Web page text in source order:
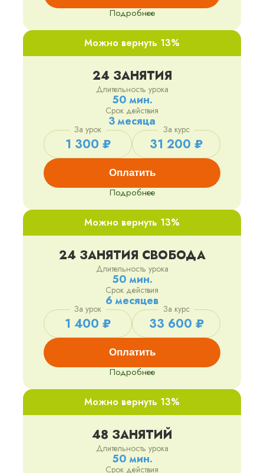
Подробнее
Можно вернуть 13%
24 ЗАНЯТИЯ
Длительность урока
50 мин.
Срок действия
3 месяца
За урок
1 300 ₽
За курс
31 200 ₽
Оплатить
Подробнее
Можно вернуть 13%
24 ЗАНЯТИЯ СВОБОДА
Длительность урока
50 мин.
Срок действия
6 месяцев
За урок
1 400 ₽
За курс
33 600 ₽
Оплатить
Подробнее
Можно вернуть 13%
48 ЗАНЯТИЙ
Длительность урока
50 мин.
Срок действия